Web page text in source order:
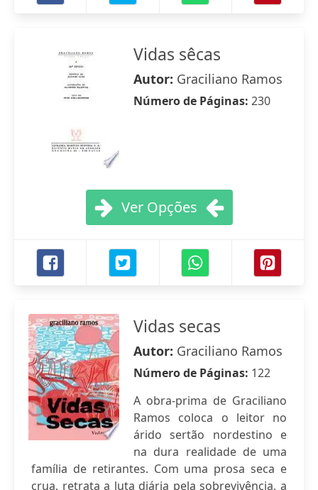
Vidas sêcas
Autor: Graciliano Ramos
Número de Páginas: 230
Ver Opções
Vidas secas
Autor: Graciliano Ramos
Número de Páginas: 122
A obra-prima de Graciliano
Ramos coloca o leitor no
árido sertão nordestino e
na dura realidade de uma
família de retirantes. Com uma prosa seca e
crua, retrata a luta diária pela sobrevivência, a